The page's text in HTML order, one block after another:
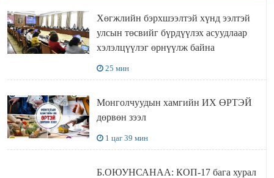
Хөгжлийн бэрхшээлтэй хүнд ээлтэй
улсын төсвийг бүрдүүлэх асуудлаар
хэлэлцүүлэг өрнүүлж байна
25 мин
Монголчуудын хамгийн ИХ ӨРТЭЙ
дөрвөн зээл
1 цаг 39 мин
Б.ОЮУНСАНАА: КОП-17 бага хурал